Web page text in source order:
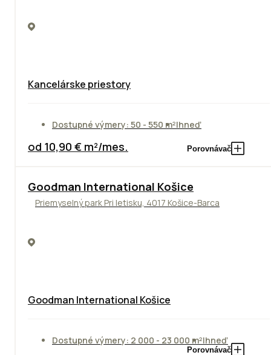
Kancelárske priestory
Dostupné výmery: 50 - 550 m²Ihneď
od 10,90 € m²/mes. Porovnávač
Goodman International Košice
Priemyselný park Pri letisku, 4017 Košice-Barca
Goodman International Košice
Dostupné výmery: 2 000 - 23 000 m²Ihneď
Porovnávač